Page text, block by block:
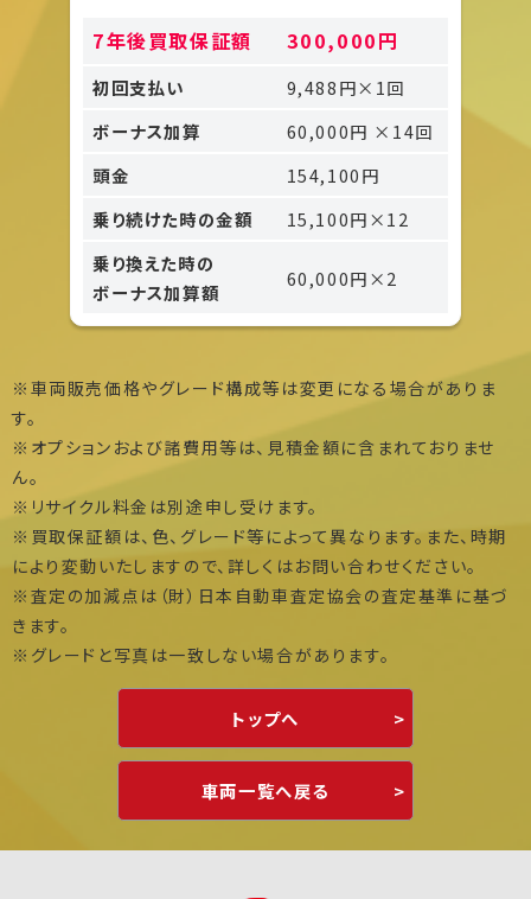
7年後買取保証額 300,000円
初回支払い
9,488円×1回
ボーナス加算
60,000円 ×14回
頭金
154,100円
乗り続けた時の金額
15,100円×12
乗り換えた時の
ボーナス加算額
60,000円×2
※車両販売価格やグレード構成等は変更になる場合がありま
す。
※オプションおよび諸費用等は、見積金額に含まれておりませ
ん。
※リサイクル料金は別途申し受けます。
※買取保証額は、色、グレード等によって異なります。また、時期
により変動いたしますので、詳しくはお問い合わせください。
※査定の加減点は（財）日本自動車査定協会の査定基準に基づ
きます。
※グレードと写真は一致しない場合があります。
トップへ
車両一覧へ戻る